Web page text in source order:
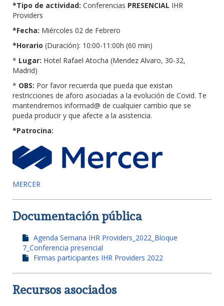
*Tipo de actividad: Conferencias PRESENCIAL IHR
Providers
*Fecha: Miércoles 02 de Febrero
*Horario (Duración): 10:00-11:00h (60 min)
* Lugar: Hotel Rafael Atocha (Mendez Alvaro, 30-32,
Madrid)
* OBS: Por favor recuerda que pueda que existan
restricciones de aforo asociadas a la evolución de Covid. Te
mantendremos informad@ de cualquier cambio que se
pueda producir y que afecte a la asistencia.
*Patrocina:
MERCER
Documentación pública
Agenda Semana IHR Providers_2022_Bloque
7_Conferencia presencial
Firmas participantes IHR Providers 2022
Recursos asociados